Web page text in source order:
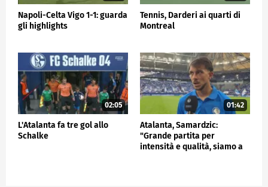
Napoli-Celta Vigo 1-1: guarda
gli highlights
Tennis, Darderi ai quarti di
Montreal
02:05
L'Atalanta fa tre gol allo
Schalke
01:42
Atalanta, Samardzic:
"Grande partita per
intensità e qualità, siamo a